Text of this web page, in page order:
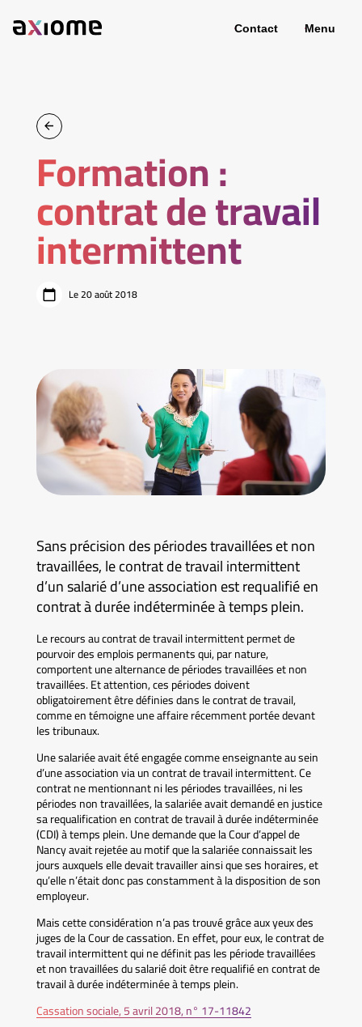
Contact Menu
Formation :
contrat de travail
intermittent
Le 20 août 2018
Sans précision des périodes travaillées et non
travaillées, le contrat de travail intermittent
d’un salarié d’une association est requalifié en
contrat à durée indéterminée à temps plein.
Le recours au contrat de travail intermittent permet de
pourvoir des emplois permanents qui, par nature,
comportent une alternance de périodes travaillées et non
travaillées. Et attention, ces périodes doivent
obligatoirement être définies dans le contrat de travail,
comme en témoigne une affaire récemment portée devant
les tribunaux.
Une salariée avait été engagée comme enseignante au sein
d’une association via un contrat de travail intermittent. Ce
contrat ne mentionnant ni les périodes travaillées, ni les
périodes non travaillées, la salariée avait demandé en justice
sa requalification en contrat de travail à durée indéterminée
(CDI) à temps plein. Une demande que la Cour d’appel de
Nancy avait rejetée au motif que la salariée connaissait les
jours auxquels elle devait travailler ainsi que ses horaires, et
qu’elle n’était donc pas constamment à la disposition de son
employeur.
Mais cette considération n’a pas trouvé grâce aux yeux des
juges de la Cour de cassation. En effet, pour eux, le contrat de
travail intermittent qui ne définit pas les période travaillées
et non travaillées du salarié doit être requalifié en contrat de
travail à durée indéterminée à temps plein.
Cassation sociale, 5 avril 2018, n° 17-11842